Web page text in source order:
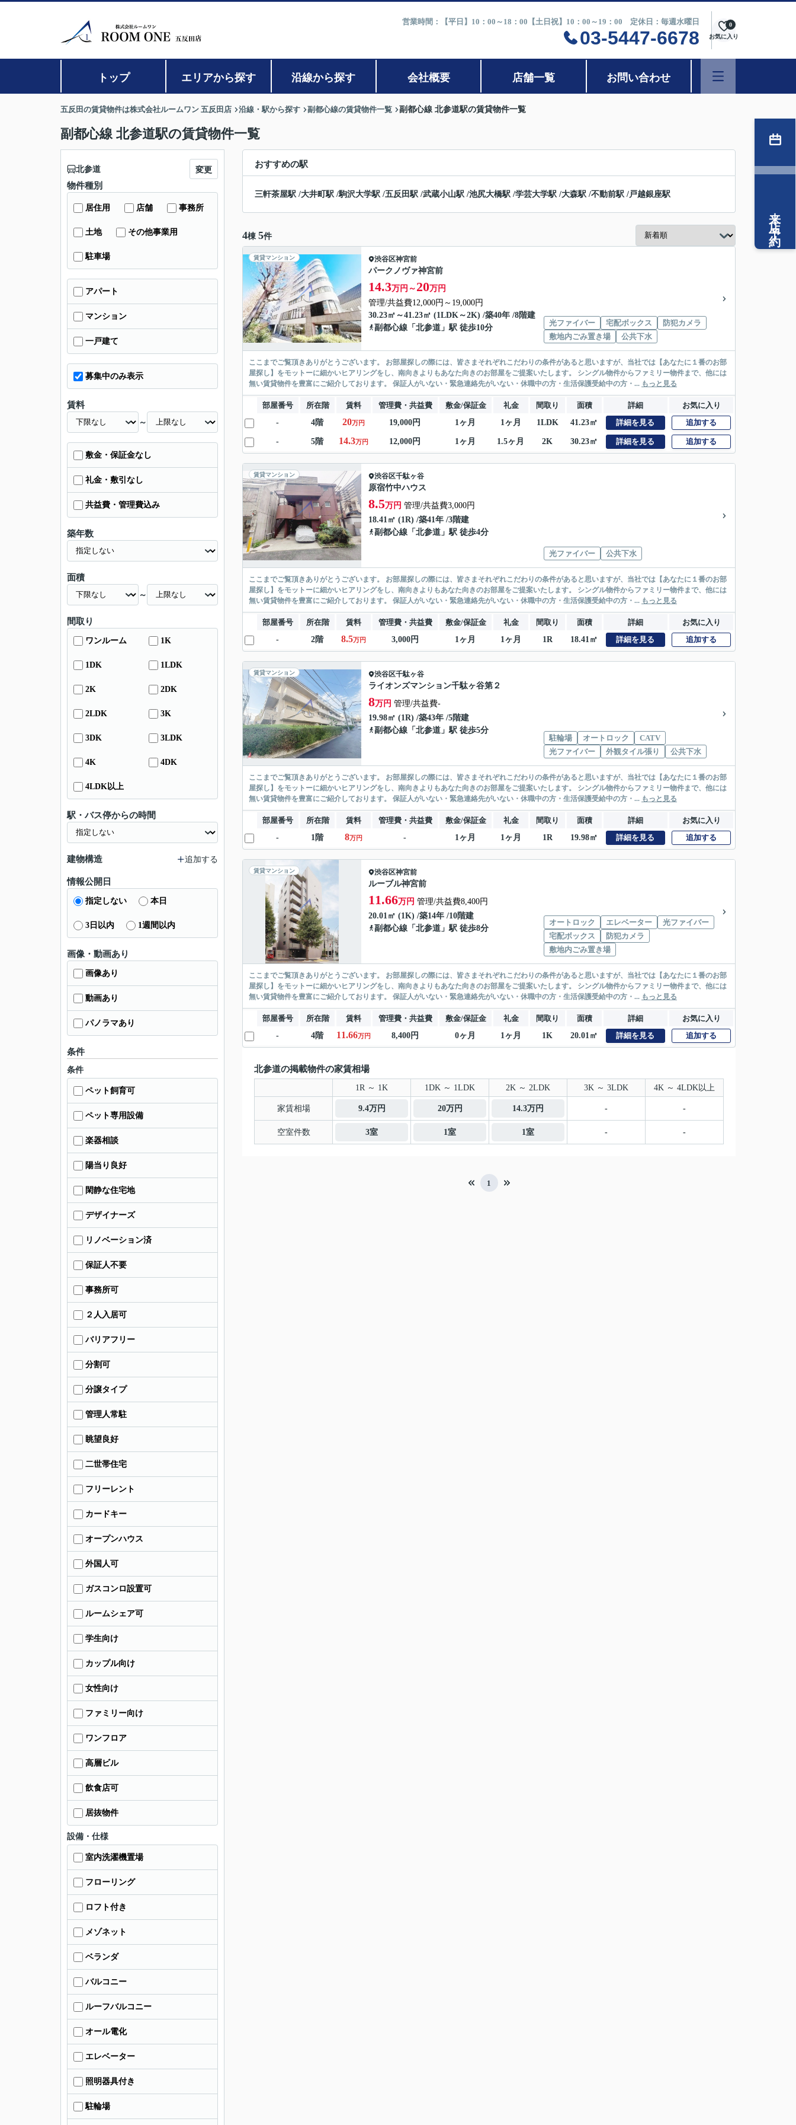
営業時間：【平日】10：00～18：00【土日祝】10：00～19：00 定休日：毎週水曜日
03-5447-6678 お気に入り
0
トップ エリアから探す 沿線から探す 会社概要 店舗一覧 お問い合わせ
五反田の賃貸物件は株式会社ルームワン 五反田店 沿線・駅から探す 副都心線の賃貸物件一覧 副都心線 北参道駅の賃貸物件一覧
副都心線 北参道駅の賃貸物件一覧
おすすめの駅
三軒茶屋駅 /大井町駅 /駒沢大学駅 /五反田駅 /武蔵小山駅 /池尻大橋駅 /学芸大学駅 /大森駅 /不動前駅 /戸越銀座駅
4棟 5件
賃貸マンション 渋谷区神宮前
パークノヴァ神宮前
14.3万円～ 20万円
管理/共益費12,000円～19,000円
30.23㎡～41.23㎡ (1LDK～2K) /築40年 /8階建
副都心線 「 北参道 」駅 徒歩10分
光ファイバー 宅配ボックス
防犯カメラ
敷地内ごみ置き場
公共下水
ここまでご覧頂きありがとうございます。 お部屋探しの際には、皆さまそれぞれこだわりの条件があると思いますが、当社では【あなたに１番のお部
屋探し】をモットーに細かいヒアリングをし、南向きよりもあなた向きのお部屋をご提案いたします。 シングル物件からファミリー物件まで、他には
無い賃貸物件を豊富にご紹介しております。 保証人がいない・緊急連絡先がいない・休職中の方・生活保護受給中の方・... もっと見る
部屋番号 所在階 賃料 管理費・共益費 敷金/保証金 礼金 間取り 面積 詳細
お気に入り
-
4階 20万円 19,000円 1ヶ月 1ヶ月 1LDK 41.23㎡ 詳細を見る 追加する
- 5階 14.3万円 12,000円 1ヶ月 1.5ヶ月 2K 30.23㎡ 詳細を見る 追加する
賃貸マンション 渋谷区千駄ヶ谷
原宿竹中ハウス
8.5万円 管理/共益費3,000円
18.41㎡ (1R) /築41年 /3階建
副都心線 「 北参道 」駅 徒歩4分
光ファイバー 公共下水
ここまでご覧頂きありがとうございます。 お部屋探しの際には、皆さまそれぞれこだわりの条件があると思いますが、当社では【あなたに１番のお部
屋探し】をモットーに細かいヒアリングをし、南向きよりもあなた向きのお部屋をご提案いたします。 シングル物件からファミリー物件まで、他には
無い賃貸物件を豊富にご紹介しております。 保証人がいない・緊急連絡先がいない・休職中の方・生活保護受給中の方・... もっと見る
部屋番号 所在階 賃料 管理費・共益費 敷金/保証金 礼金 間取り 面積 詳細
お気に入り
-
2階 8.5万円 3,000円 1ヶ月 1ヶ月 1R 18.41㎡ 詳細を見る 追加する
賃貸マンション 渋谷区千駄ヶ谷
ライオンズマンション千駄ヶ谷第２
8万円 管理/共益費-
19.98㎡ (1R) /築43年 /5階建
副都心線 「 北参道 」駅 徒歩5分
駐輪場
オートロック
CATV
光ファイバー
外観タイル張り 公共下水
ここまでご覧頂きありがとうございます。 お部屋探しの際には、皆さまそれぞれこだわりの条件があると思いますが、当社では【あなたに１番のお部
屋探し】をモットーに細かいヒアリングをし、南向きよりもあなた向きのお部屋をご提案いたします。 シングル物件からファミリー物件まで、他には
無い賃貸物件を豊富にご紹介しております。 保証人がいない・緊急連絡先がいない・休職中の方・生活保護受給中の方・... もっと見る
部屋番号 所在階 賃料 管理費・共益費 敷金/保証金 礼金 間取り 面積 詳細
お気に入り
-
1階 8万円 - 1ヶ月 1ヶ月 1R 19.98㎡ 詳細を見る 追加する
賃貸マンション 渋谷区神宮前
ルーブル神宮前
11.66万円 管理/共益費8,400円
20.01㎡ (1K) /築14年 /10階建
副都心線 「 北参道 」駅 徒歩8分
オートロック エレベーター
光ファイバー
宅配ボックス
防犯カメラ
敷地内ごみ置き場
ここまでご覧頂きありがとうございます。 お部屋探しの際には、皆さまそれぞれこだわりの条件があると思いますが、当社では【あなたに１番のお部
屋探し】をモットーに細かいヒアリングをし、南向きよりもあなた向きのお部屋をご提案いたします。 シングル物件からファミリー物件まで、他には
無い賃貸物件を豊富にご紹介しております。 保証人がいない・緊急連絡先がいない・休職中の方・生活保護受給中の方・... もっと見る
部屋番号 所在階 賃料 管理費・共益費 敷金/保証金 礼金 間取り 面積 詳細
お気に入り
-
4階 11.66万円 8,400円 0ヶ月 1ヶ月 1K 20.01㎡ 詳細を見る 追加する
北参道の掲載物件の家賃相場
1R ～ 1K 1DK ～ 1LDK 2K ～ 2LDK 3K ～ 3LDK 4K ～ 4LDK以上
家賃相場 9.4万円 20万円 14.3万円 - -
空室件数 3室 1室 1室 - -
1
北参道 変更
物件種別
居住用 店舗 事務所
土地 その他事業用
駐車場
アパート
マンション
一戸建て
募集中のみ表示
賃料
～
敷金・保証金なし
礼金・敷引なし
共益費・管理費込み
築年数
面積
～
間取り
ワンルーム 1K
1DK 1LDK
2K 2DK
2LDK 3K
3DK 3LDK
4K 4DK
4LDK以上
駅・バス停からの時間
建物構造 追加する
情報公開日
指定しない 本日
3日以内 1週間以内
画像・動画あり
画像あり
動画あり
パノラマあり
条件
条件
ペット飼育可
ペット専用設備
楽器相談
陽当り良好
閑静な住宅地
デザイナーズ
リノベーション済
保証人不要
事務所可
２人入居可
バリアフリー
分割可
分譲タイプ
管理人常駐
眺望良好
二世帯住宅
フリーレント
カードキー
オープンハウス
外国人可
ガスコンロ設置可
ルームシェア可
学生向け
カップル向け
女性向け
ファミリー向け
ワンフロア
高層ビル
飲食店可
居抜物件
設備・仕様
室内洗濯機置場
フローリング
ロフト付き
メゾネット
ベランダ
バルコニー
ルーフバルコニー
オール電化
エレベーター
照明器具付き
駐輪場
来店予約